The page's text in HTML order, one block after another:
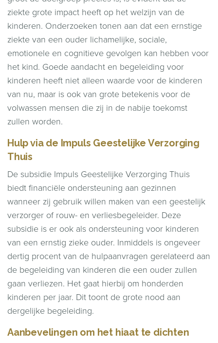
ziekte grote impact heeft op het welzijn van de
kinderen. Onderzoeken tonen aan dat een ernstige
ziekte van een ouder lichamelijke, sociale,
emotionele en cognitieve gevolgen kan hebben voor
het kind. Goede aandacht en begeleiding voor
kinderen heeft niet alleen waarde voor de kinderen
van nu, maar is ook van grote betekenis voor de
volwassen mensen die zij in de nabije toekomst
zullen worden.
Hulp via de Impuls Geestelijke Verzorging
Thuis
De subsidie Impuls Geestelijke Verzorging Thuis
biedt financiële ondersteuning aan gezinnen
wanneer zij gebruik willen maken van een geestelijk
verzorger of rouw- en verliesbegeleider. Deze
subsidie is er ook als ondersteuning voor kinderen
van een ernstig zieke ouder. Inmiddels is ongeveer
dertig procent van de hulpaanvragen gerelateerd aan
de begeleiding van kinderen die een ouder zullen
gaan verliezen. Het gaat hierbij om honderden
kinderen per jaar. Dit toont de grote nood aan
dergelijke begeleiding.
Aanbevelingen om het hiaat te dichten